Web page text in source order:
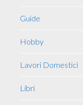
Guide
Hobby
Lavori Domestici
Libri